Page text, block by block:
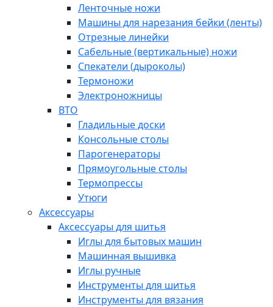
Ленточные ножи
Машины для нарезания бейки (ленты)
Отрезные линейки
Сабельные (вертикальные) ножи
Спекатели (дыроколы)
Термоножи
Электроножницы
ВТО
Гладильные доски
Консольные столы
Парогенераторы
Прямоугольные столы
Термопрессы
Утюги
Аксессуары
Аксессуары для шитья
Иглы для бытовых машин
Машинная вышивка
Иглы ручные
Инструменты для шитья
Инструменты для вязания